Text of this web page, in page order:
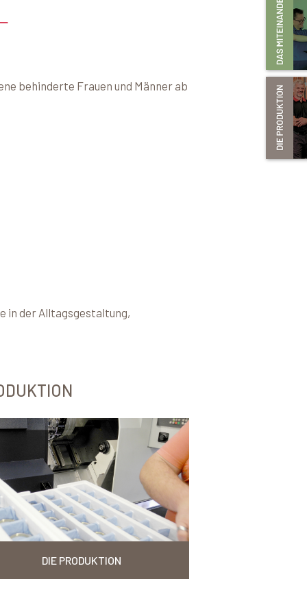
behinderte Frauen und Männer ab
in der Alltagsgestaltung,
DIE PRODUKTION